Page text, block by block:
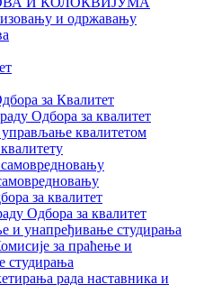
и одржавању
за Квалитет
Одбора за квалитет
управљање квалитетом
за квалитет
Одбора за квалитет
и унапређивање студирања
за праћење и
студирања
рада наставника и